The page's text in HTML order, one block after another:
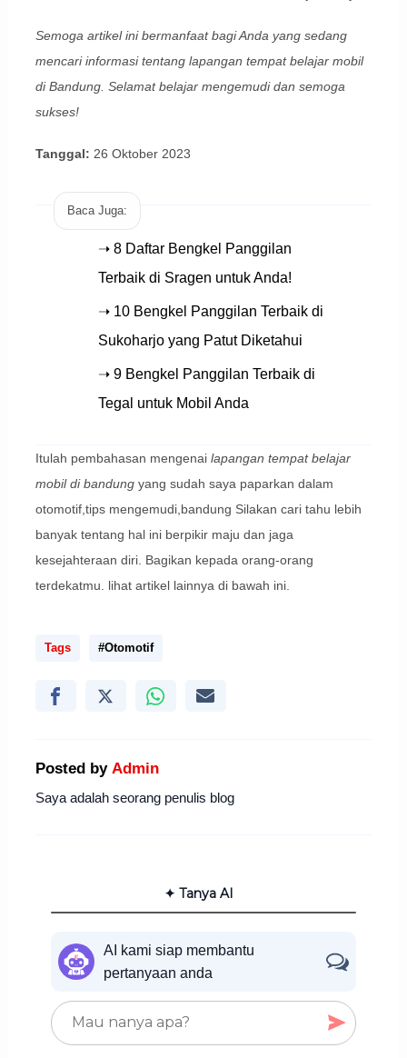
Semoga artikel ini bermanfaat bagi Anda yang sedang
mencari informasi tentang lapangan tempat belajar mobil
di Bandung. Selamat belajar mengemudi dan semoga
sukses!
Tanggal: 26 Oktober 2023
Baca Juga:
➝ 8 Daftar Bengkel Panggilan
Terbaik di Sragen untuk Anda!
➝ 10 Bengkel Panggilan Terbaik di
Sukoharjo yang Patut Diketahui
➝ 9 Bengkel Panggilan Terbaik di
Tegal untuk Mobil Anda
Itulah pembahasan mengenai lapangan tempat belajar
mobil di bandungyang sudah saya paparkan dalam
otomotif,tips mengemudi,bandung Silakan cari tahu lebih
banyak tentang hal ini berpikir maju dan jaga
kesejahteraan diri. Bagikan kepada orang-orang
terdekatmu. lihat artikel lainnya di bawah ini.
Tags #Otomotif
Posted by Admin
Saya adalah seorang penulis blog
✦ Tanya AI
AI kami siap membantu
pertanyaan anda